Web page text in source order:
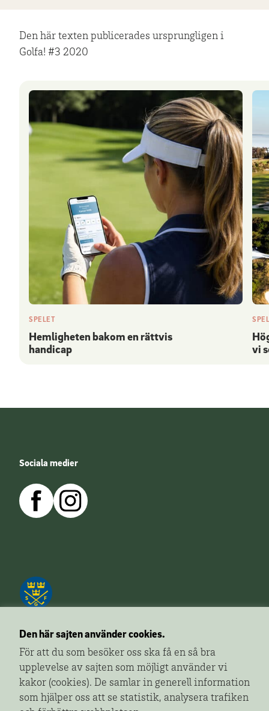
Den här texten publicerades ursprungligen i
Golfa! #3 2020
SPELET
Hemligheten bakom en rättvis
handicap
vi
Golfa!
är ett redaktionellt innehåll från Svenska
Golfförbundet som ger dig fler sidor av golfen.
Sociala medier
Den här sajten använder cookies.
För att du som besöker oss ska få en så bra
upplevelse av sajten som möjligt använder vi
kakor (cookies). De samlar in generell information
som hjälper oss att se statistik, analysera trafiken